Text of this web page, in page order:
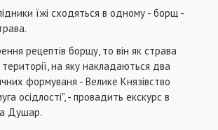
їжі сходяться в одному - борщ -
рецептів борщу, то він як страва
на яку накладаються два
формуваня - Велике Князівство
осідлості", - провадить екскурс в
Душар.